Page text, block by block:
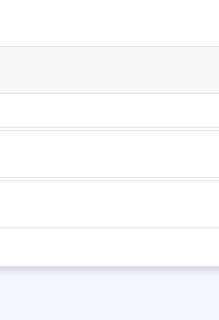
llegó a mí en un